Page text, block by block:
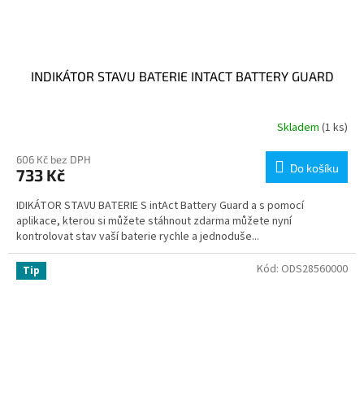
INDIKÁTOR STAVU BATERIE INTACT BATTERY GUARD
Skladem (1 ks)
606 Kč bez DPH
733 Kč Do košíku
IDIKÁTOR STAVU BATERIE S intAct Battery Guard a s pomocí
aplikace, kterou si můžete stáhnout zdarma můžete nyní
kontrolovat stav vaší baterie rychle a jednoduše...
Tip Kód: ODS28560000